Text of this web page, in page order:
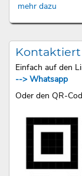
mehr dazu
Einfach auf den
--> Whatsapp
Oder den QR-